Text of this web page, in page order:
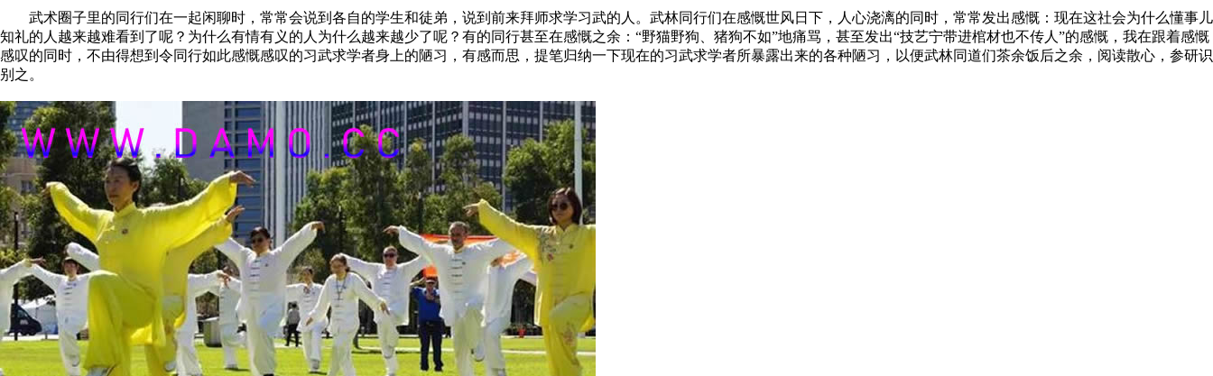
武术圈子里的同行们在一起闲聊时，常常会说到各自的学生和徒弟，说到前来拜师求学习武的人。武林同行们在感慨世风日下，人心浇漓的同时，常常发出感慨：现在这社会为什么懂事儿
知礼的人越来越难看到了呢？为什么有情有义的人为什么越来越少了呢？有的同行甚至在感慨之余：“野猫野狗、猪狗不如”地痛骂，甚至发出“技艺宁带进棺材也不传人”的感慨，我在跟着感慨
感叹的同时，不由得想到令同行如此感慨感叹的习武求学者身上的陋习，有感而思，提笔归纳一下现在的习武求学者所暴露出来的各种陋习，以便武林同道们茶余饭后之余，阅读散心，参研识
别之。